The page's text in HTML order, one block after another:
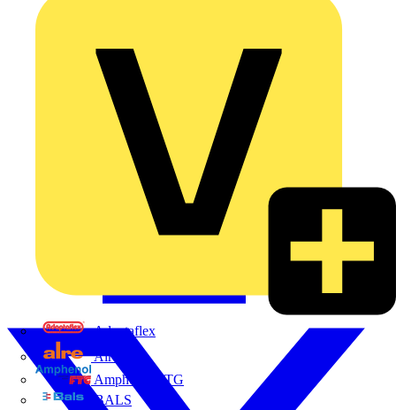
Adaptaflex
Alre
Amphenol FTG
BALS